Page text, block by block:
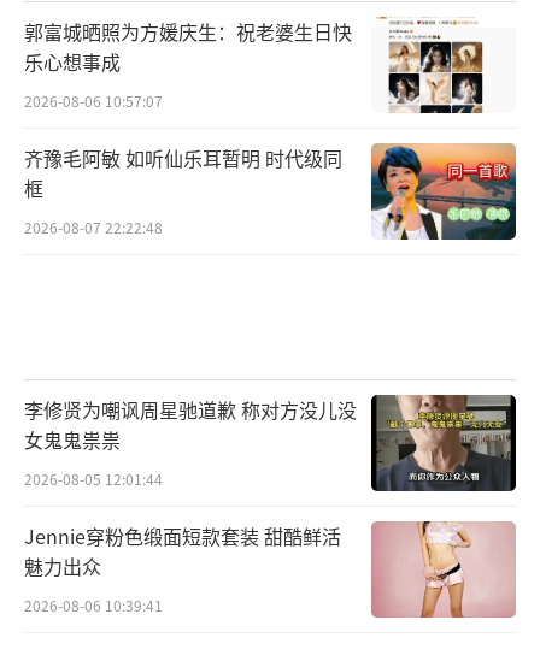
郭富城晒照为方媛庆生：祝老婆生日快
乐心想事成
2026-08-06 10:57:07
齐豫毛阿敏 如听仙乐耳暂明 时代级同
框
2026-08-07 22:22:48
李修贤为嘲讽周星驰道歉 称对方没儿没
女鬼鬼祟祟
2026-08-05 12:01:44
Jennie穿粉色缎面短款套装 甜酷鲜活
魅力出众
2026-08-06 10:39:41